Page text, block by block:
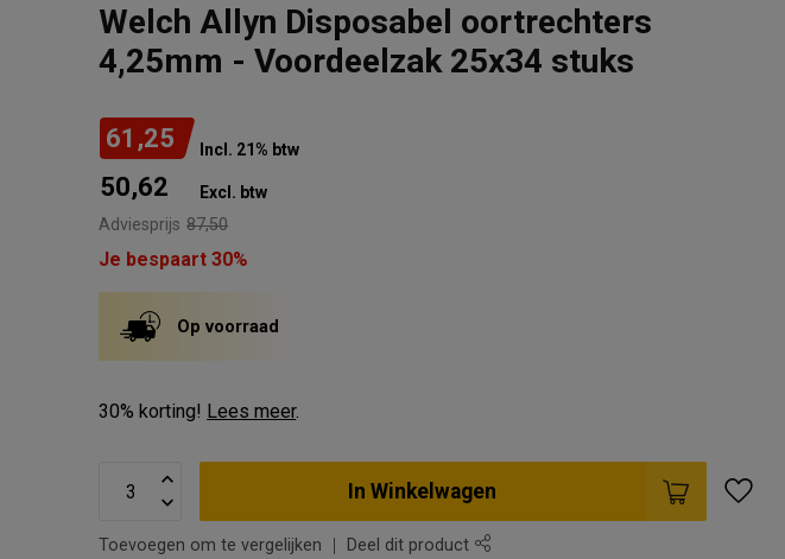
Welch Allyn Disposabel oortrechters
4,25mm - Voordeelzak 25x34 stuks
61,25 Incl. 21% btw
50,62 Excl. btw
Adviesprijs 87,50
Je bespaart 30%
Op voorraad
30% korting! Lees meer.
In Winkelwagen
Toevoegen om te vergelijken Deel dit product